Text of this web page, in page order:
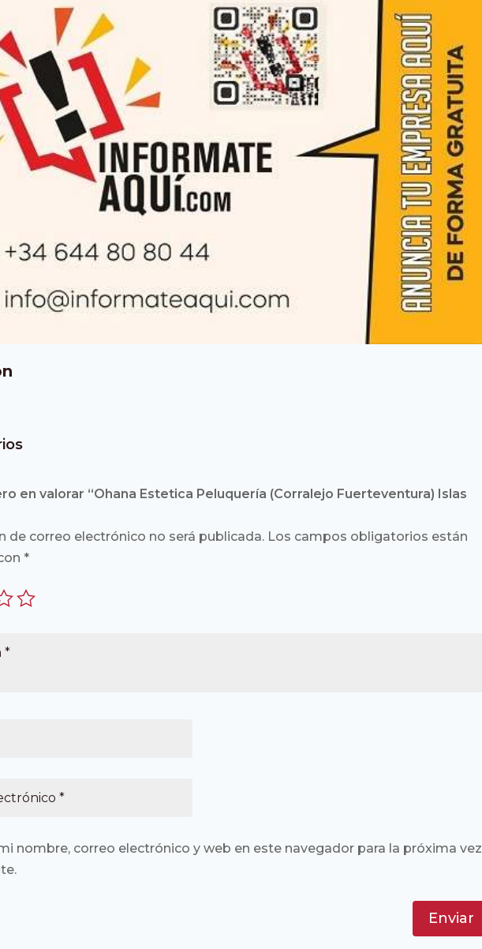
en valorar “Ohana Estetica Peluquería (Corralejo Fuerteventura) Islas
de correo electrónico no será publicada. Los campos obligatorios están
*
nombre, correo electrónico y web en este navegador para la próxima vez
Enviar